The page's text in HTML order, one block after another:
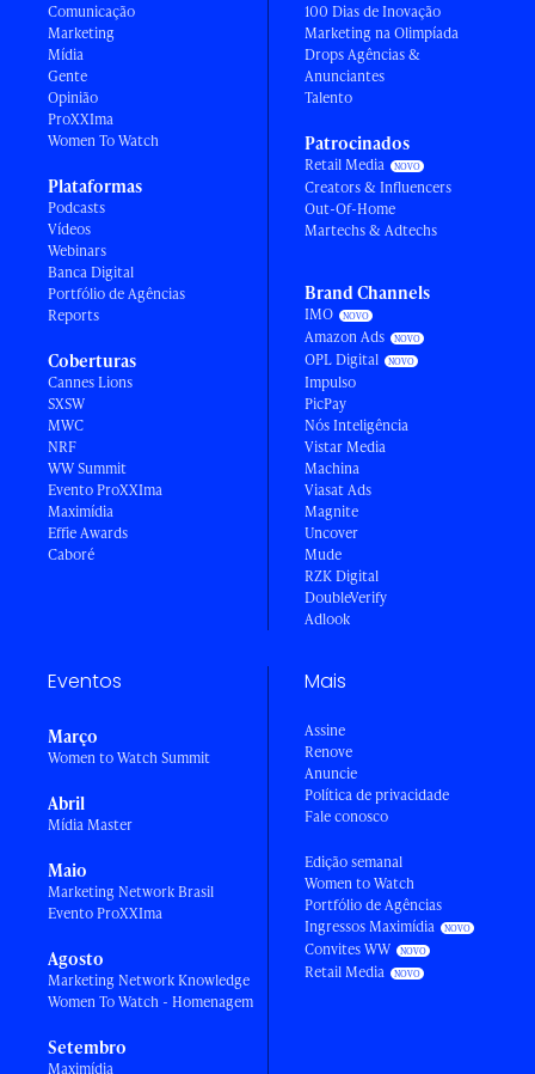
Comunicação
Marketing
Mídia
Gente
Opinião
ProXXIma
Women To Watch
Plataformas
Podcasts
Vídeos
Webinars
Banca Digital
Portfólio de Agências
Reports
Coberturas
Cannes Lions
SXSW
MWC
NRF
WW Summit
Evento ProXXIma
Maximídia
Effie Awards
Caboré
100 Dias de Inovação
Marketing na Olimpíada
Drops Agências &
Anunciantes
Talento
Patrocinados
Retail Media
Creators & Influencers
Out-Of-Home
Martechs & Adtechs
Brand Channels
IMO
Amazon Ads
OPL Digital
Impulso
PicPay
Nós Inteligência
Vistar Media
Machina
Viasat Ads
Magnite
Uncover
Mude
RZK Digital
DoubleVerify
Adlook
Eventos
Março
Women to Watch Summit
Abril
Mídia Master
Maio
Marketing Network Brasil
Evento ProXXIma
Agosto
Marketing Network Knowledge
Women To Watch - Homenagem
Setembro
Maximídia
Mais
Assine
Renove
Anuncie
Política de privacidade
Fale conosco
Edição semanal
Women to Watch
Portfólio de Agências
Ingressos Maximídia
Convites WW
Retail Media